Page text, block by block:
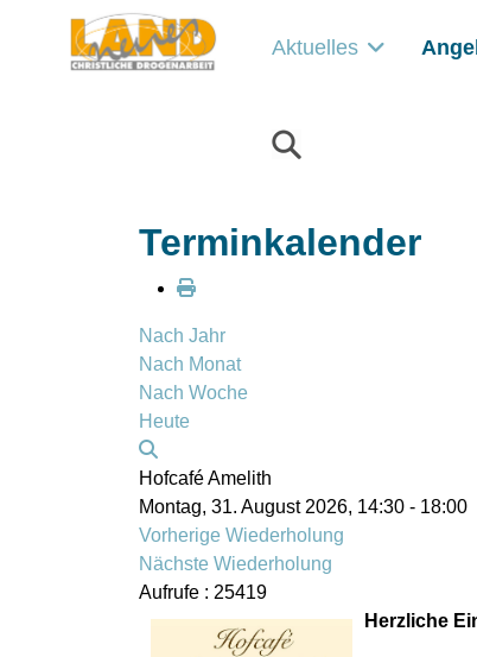
Aktuelles
Terminkalender
Nach Jahr
Nach Monat
Nach Woche
Heute
Hofcafé Amelith
Montag, 31. August 2026, 14:30 - 18:00
Vorherige Wiederholung
Nächste Wiederholung
Aufrufe : 25419
Herzliche